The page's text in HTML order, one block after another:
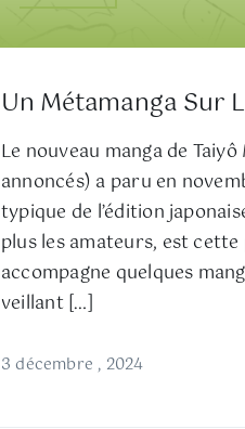
Un Métamanga Sur
Le nouveau manga de
annoncés) a paru en
typique de l’édition
plus les amateurs, est
accompagne quelques
veillant […]
3 décembre , 2024